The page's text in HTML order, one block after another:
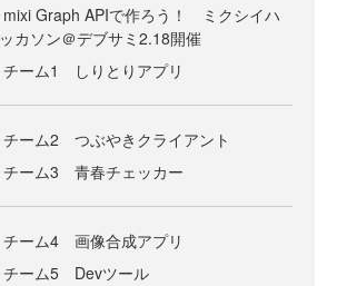
mixi Graph APIで作ろう！ ミクシイハ
ッカソン＠デブサミ2.18開催
チーム1 しりとりアプリ
チーム2 つぶやきクライアント
チーム3 青春チェッカー
チーム4 画像合成アプリ
チーム5 Devツール